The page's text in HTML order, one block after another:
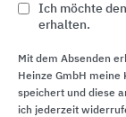
Ich möchte
erhalten.
Mit dem Absenden
Heinze GmbH
speichert und diese
ich jederzeit